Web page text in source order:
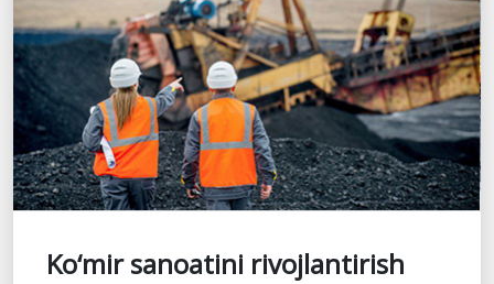
Ko‘mir sanoatini rivojlantirish